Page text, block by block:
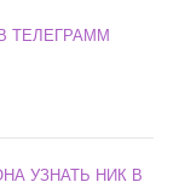
ТЕЛЕГРАММ
УЗНАТЬ НИК В